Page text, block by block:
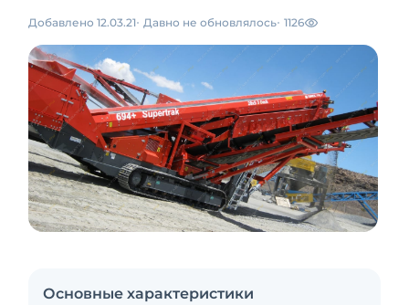
Добавлено 12.03.21 Давно не обновлялось 1126
Основные характеристики